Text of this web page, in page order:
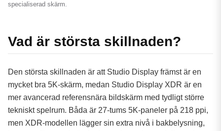
specialiserad skärm.
Vad är största skillnaden?
Den största skillnaden är att Studio Display främst är en
mycket bra 5K-skärm, medan Studio Display XDR är en
mer avancerad referensnära bildskärm med tydligt större
tekniskt spelrum. Båda är 27-tums 5K-paneler på 218 ppi,
men XDR-modellen lägger sin extra nivå i bakbelysning,